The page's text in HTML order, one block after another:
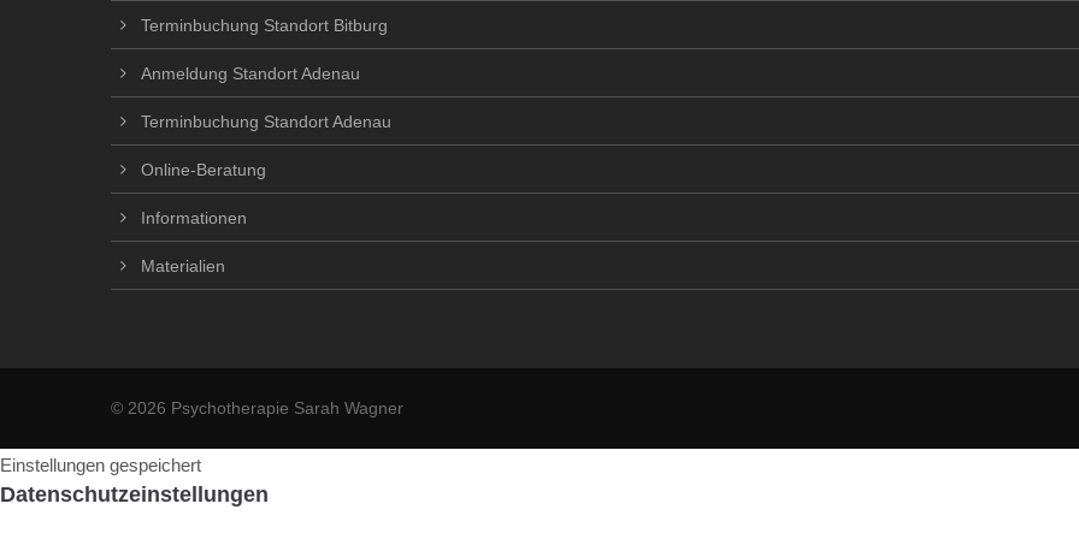
Terminbuchung Standort Bitburg
Anmeldung Standort Adenau
Terminbuchung Standort Adenau
Online-Beratung
Informationen
Materialien
© 2026 Psychotherapie Sarah Wagner
Einstellungen gespeichert
Datenschutzeinstellungen